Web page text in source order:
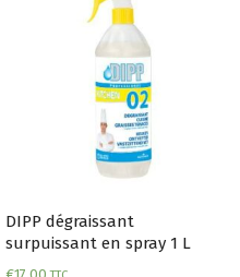
DIPP dégraissant
surpuissant en spray 1 L